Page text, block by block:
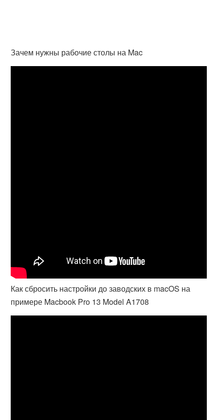
Зачем нужны рабочие столы на Mac
Как сбросить настройки до заводских в macOS на
примере Macbook Pro 13 Model A1708